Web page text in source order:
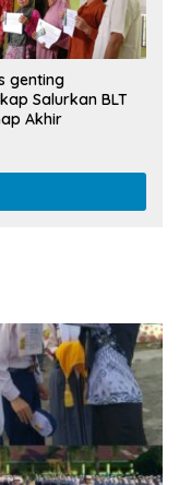
genting
Salurkan BLT
Akhir